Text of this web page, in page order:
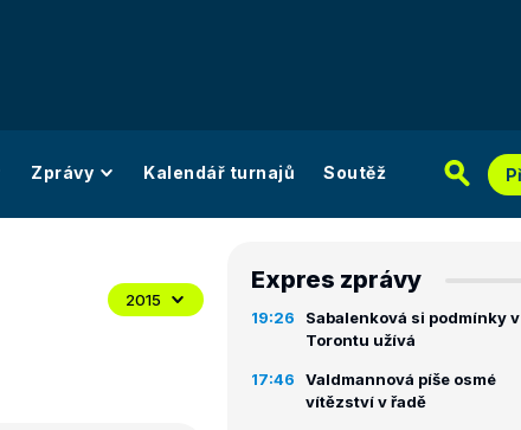
Zprávy Kalendář turnajů Soutěž
2015
Expres zprávy
19:26
Sabalenková si podmínky v
Torontu užívá
17:46
Valdmannová píše osmé
vítězství v řadě